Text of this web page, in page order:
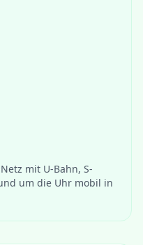
mit U-Bahn, S-
um die Uhr mobil in